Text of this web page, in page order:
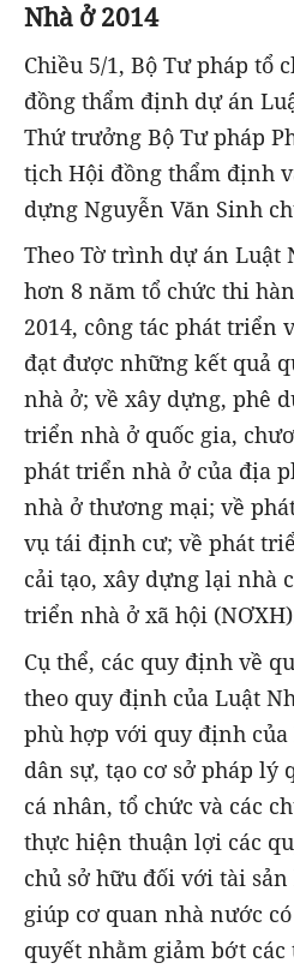
Nhà ở 2014
Chiều 5/1, Bộ Tư pháp tổ
đồng thẩm định dự án
Thứ trưởng Bộ Tư pháp
tịch Hội đồng thẩm định
dựng Nguyễn Văn Sinh
Theo Tờ trình dự án Luật
hơn 8 năm tổ chức thi
2014, công tác phát triển
đạt được những kết quả
nhà ở; về xây dựng, phê
triển nhà ở quốc gia,
phát triển nhà ở của địa
nhà ở thương mại; về
vụ tái định cư; về phát
cải tạo, xây dựng lại nhà
triển nhà ở xã hội
Cụ thể, các quy định về
theo quy định của Luật
phù hợp với quy định
dân sự, tạo cơ sở pháp lý
cá nhân, tổ chức và các
thực hiện thuận lợi các
chủ sở hữu đối với tài
giúp cơ quan nhà nước
quyết nhằm giảm bớt